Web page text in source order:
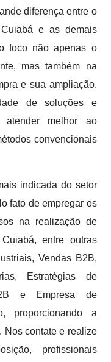
diferença entre o
e as demais
foco não apenas o
mas também na
e sua ampliação.
de soluções e
atender melhor ao
convencionais
indicada do setor
fato de empregar os
na realização de
entre outras
Vendas B2B,
Estratégias de
e Empresa de
proporcionando a
Nos contate e realize
profissionais